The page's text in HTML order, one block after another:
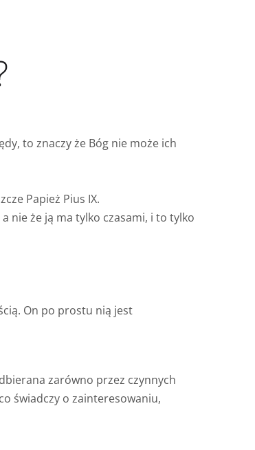
to znaczy że Bóg nie może ich
Papież Pius IX.
nie że ją ma tylko czasami, i to tylko
On po prostu nią jest
zarówno przez czynnych
świadczy o zainteresowaniu,